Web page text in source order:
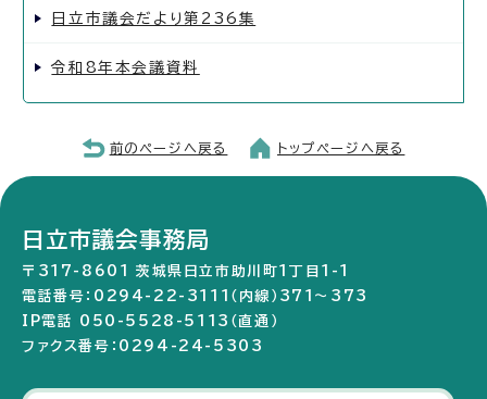
日立市議会だより第236集
令和8年本会議資料
前のページへ戻る トップページへ戻る
日立市議会事務局
〒317-8601 茨城県日立市助川町1丁目1-1
電話番号：0294-22-3111（内線）371～373
IP電話 050-5528-5113（直通）
ファクス番号：0294-24-5303